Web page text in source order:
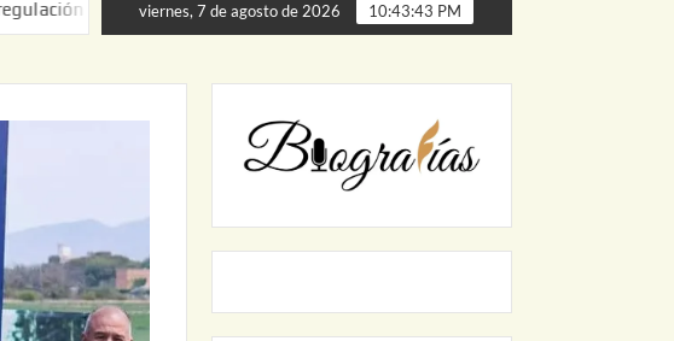
el Ejido de Puerta de Palmillas ARRANCA JAPAM EL PROGRAMA
viernes, 7 de agosto de 2026 10:43:44 PM